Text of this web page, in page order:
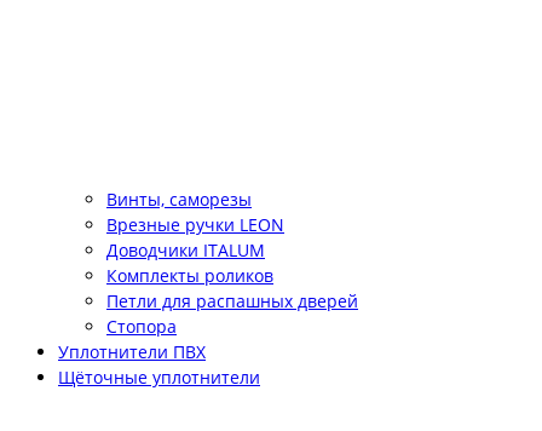
Винты, саморезы
Врезные ручки LEON
Доводчики ITALUM
Комплекты роликов
Петли для распашных дверей
Стопора
Уплотнители ПВХ
Щёточные уплотнители